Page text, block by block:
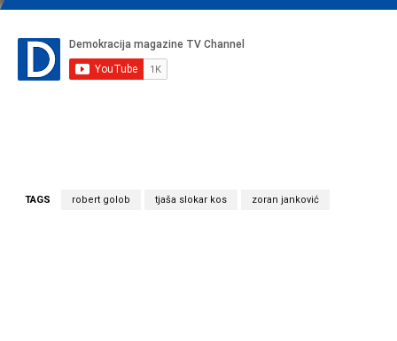
TAGS robert golob tjaša slokar kos zoran janković